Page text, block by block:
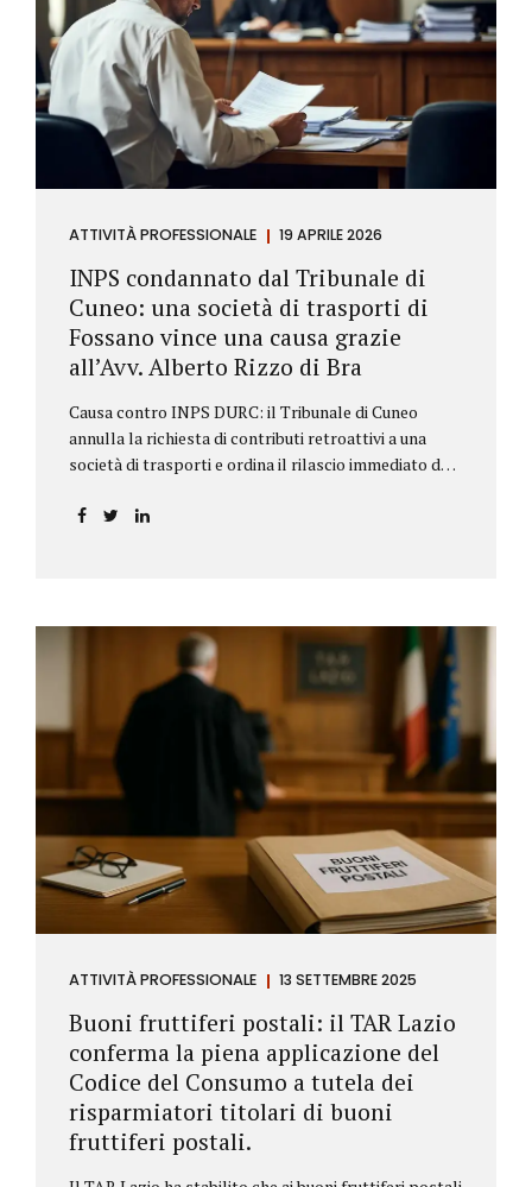
ATTIVITÀ PROFESSIONALE 19 APRILE 2026
INPS condannato dal Tribunale di
Cuneo: una società di trasporti di
Fossano vince una causa grazie
all’Avv. Alberto Rizzo di Bra
Causa contro INPS DURC: il Tribunale di Cuneo
annulla la richiesta di contributi retroattivi a una
società di trasporti e ordina il rilascio immediato del
ATTIVITÀ PROFESSIONALE 13 SETTEMBRE 2025
Buoni fruttiferi postali: il TAR Lazio
conferma la piena applicazione del
Codice del Consumo a tutela dei
risparmiatori titolari di buoni
fruttiferi postali.